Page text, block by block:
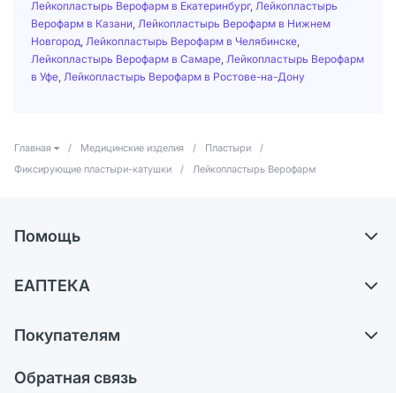
Лейкопластырь Верофарм в Екатеринбург, Лейкопластырь
Верофарм в Казани Лейкопластырь Верофарм в Нижнем
Новгород Лейкопластырь Верофарм в Челябинске
Лейкопластырь Верофарм в Самаре Лейкопластырь Верофарм
в Уфе Лейкопластырь Верофарм в Ростове-на-Дону
Главная / Медицинские изделия / Пластыри
/
Фиксирующие пластыри-катушки
/ Лейкопластырь Верофарм
Помощь
Самовывоз из аптек
Ответы на вопросы
ЕАПТЕКА
Карьера
Поставщики
Покупателям
Обратная связь